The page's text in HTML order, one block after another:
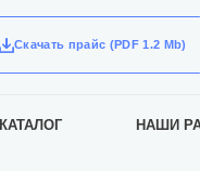
Скачать прайс (PDF 1.2 Mb)
КАТАЛОГ НАШИ